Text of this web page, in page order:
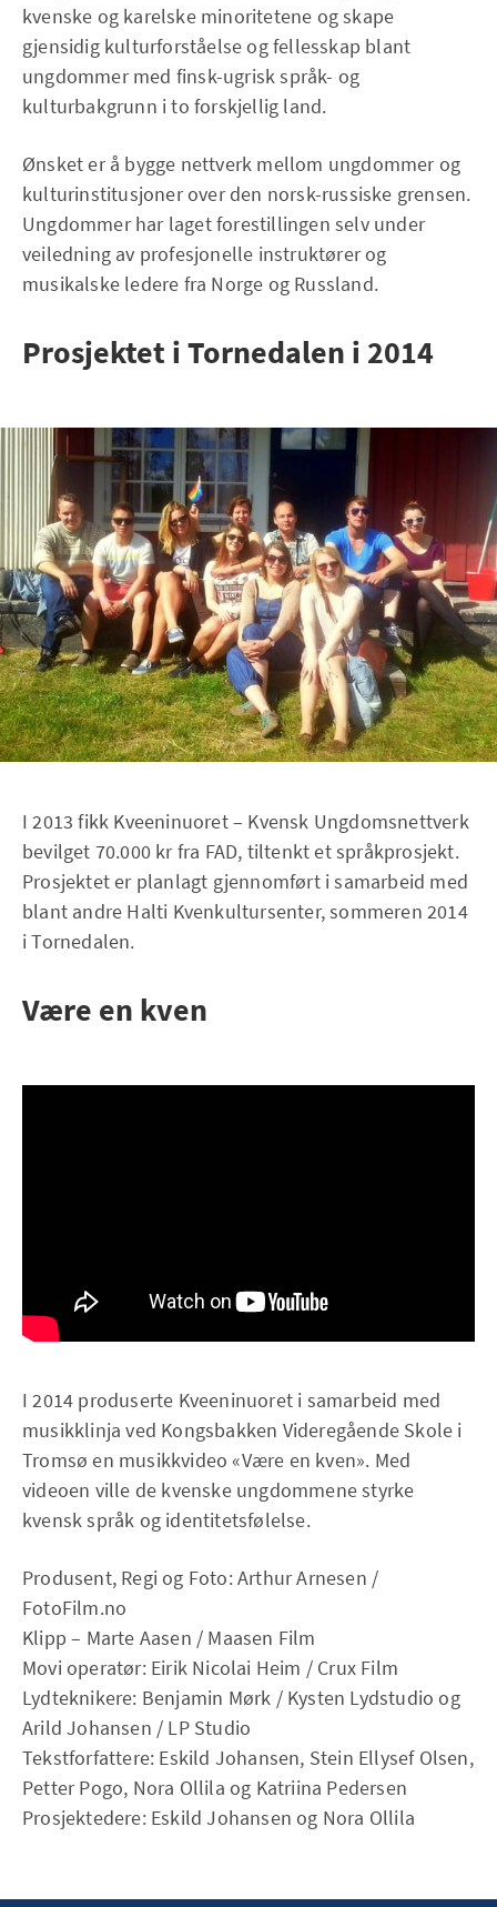
kvenske og karelske minoritetene og skape
gjensidig kulturforståelse og fellesskap blant
ungdommer med finsk-ugrisk språk- og
kulturbakgrunn i to forskjellig land.
Ønsket er å bygge nettverk mellom ungdommer og
kulturinstitusjoner over den norsk-russiske grensen.
Ungdommer har laget forestillingen selv under
veiledning av profesjonelle instruktører og
musikalske ledere fra Norge og Russland.
Prosjektet i Tornedalen i 2014
I 2013 fikk Kveeninuoret – Kvensk Ungdomsnettverk
bevilget 70.000 kr fra FAD, tiltenkt et språkprosjekt.
Prosjektet er planlagt gjennomført i samarbeid med
blant andre Halti Kvenkultursenter, sommeren 2014
i Tornedalen.
Være en kven
I 2014 produserte Kveeninuoret i samarbeid med
musikklinja ved Kongsbakken Videregående Skole i
Tromsø en musikkvideo «Være en kven». Med
videoen ville de kvenske ungdommene styrke
kvensk språk og identitetsfølelse.
Produsent, Regi og Foto: Arthur Arnesen /
FotoFilm.no
Klipp – Marte Aasen / Maasen Film
Movi operatør: Eirik Nicolai Heim / Crux Film
Lydteknikere: Benjamin Mørk / Kysten Lydstudio og
Arild Johansen / LP Studio
Tekstforfattere: Eskild Johansen, Stein Ellysef Olsen,
Petter Pogo, Nora Ollila og Katriina Pedersen
Prosjektedere: Eskild Johansen og Nora Ollila